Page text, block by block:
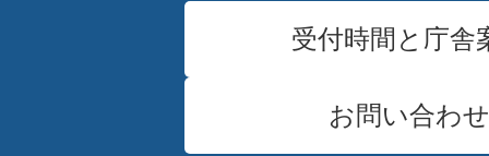
受付時間と庁舎
お問い合わせ